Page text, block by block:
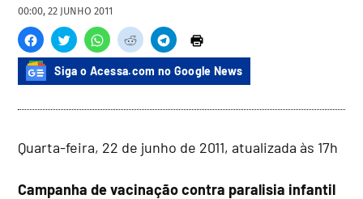
00:00, 22 JUNHO 2011
Siga o Acessa.com no Google News
Quarta-feira, 22 de junho de 2011, atualizada às 17h
Campanha de vacinação contra paralisia infantil